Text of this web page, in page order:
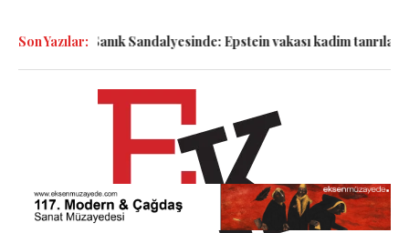
Son Yazılar:Sanık Sandalyesinde: Epstein vakası kadim tanrıları